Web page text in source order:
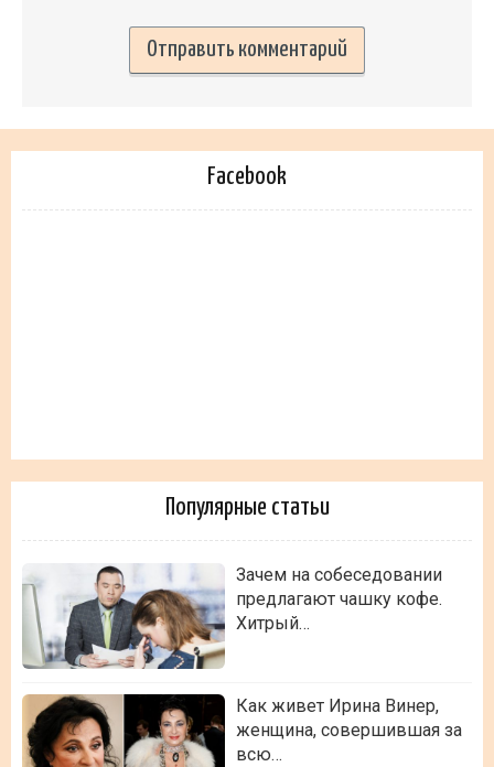
Facebook
Популярные статьи
Зачем на собеседовании
предлагают чашку кофе.
Хитрый…
Как живет Ирина Винер,
женщина, совершившая за
всю…